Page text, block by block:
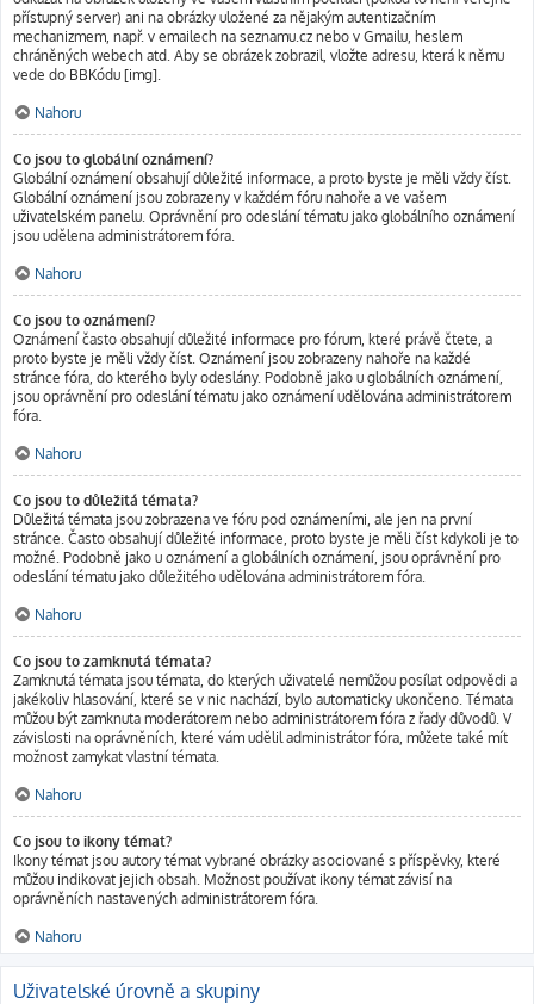
přístupný server) ani na obrázky uložené za nějakým autentizačním
mechanizmem, např. v emailech na seznamu.cz nebo v Gmailu, heslem
chráněných webech atd. Aby se obrázek zobrazil, vložte adresu, která k němu
vede do BBKódu [img].
Nahoru
Co jsou to globální oznámení?
Globální oznámení obsahují důležité informace, a proto byste je měli vždy číst.
Globální oznámení jsou zobrazeny v každém fóru nahoře a ve vašem
uživatelském panelu. Oprávnění pro odeslání tématu jako globálního oznámení
jsou udělena administrátorem fóra.
Nahoru
Co jsou to oznámení?
Oznámení často obsahují důležité informace pro fórum, které právě čtete, a
proto byste je měli vždy číst. Oznámení jsou zobrazeny nahoře na každé
stránce fóra, do kterého byly odeslány. Podobně jako u globálních oznámení,
jsou oprávnění pro odeslání tématu jako oznámení udělována administrátorem
fóra.
Nahoru
Co jsou to důležitá témata?
Důležitá témata jsou zobrazena ve fóru pod oznámeními, ale jen na první
stránce. Často obsahují důležité informace, proto byste je měli číst kdykoli je to
možné. Podobně jako u oznámení a globálních oznámení, jsou oprávnění pro
odeslání tématu jako důležitého udělována administrátorem fóra.
Nahoru
Co jsou to zamknutá témata?
Zamknutá témata jsou témata, do kterých uživatelé nemůžou posílat odpovědi a
jakékoliv hlasování, které se v nic nachází, bylo automaticky ukončeno. Témata
můžou být zamknuta moderátorem nebo administrátorem fóra z řady důvodů. V
závislosti na oprávněních, které vám udělil administrátor fóra, můžete také mít
možnost zamykat vlastní témata.
Nahoru
Co jsou to ikony témat?
Ikony témat jsou autory témat vybrané obrázky asociované s příspěvky, které
můžou indikovat jejich obsah. Možnost používat ikony témat závisí na
oprávněních nastavených administrátorem fóra.
Nahoru
Uživatelské úrovně a skupiny